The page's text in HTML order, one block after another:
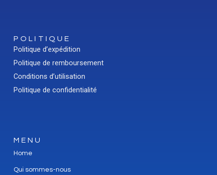
POLITIQUE
Politique d’expédition
Politique de remboursement
Conditions d’utilisation
Politique de confidentialité
MENU
Home
Qui sommes-nous